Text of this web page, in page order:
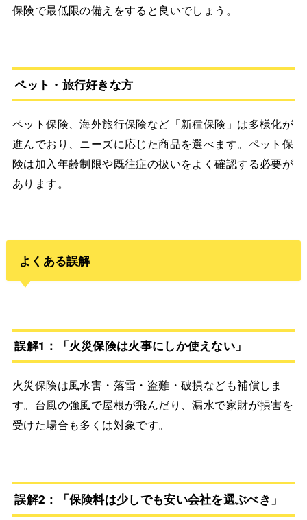
保険で最低限の備えをすると良いでしょう。
ペット・旅行好きな方
ペット保険、海外旅行保険など「新種保険」は多様化が
進んでおり、ニーズに応じた商品を選べます。ペット保
険は加入年齢制限や既往症の扱いをよく確認する必要が
あります。
よくある誤解
誤解1：「火災保険は火事にしか使えない」
火災保険は風水害・落雷・盗難・破損なども補償しま
す。台風の強風で屋根が飛んだり、漏水で家財が損害を
受けた場合も多くは対象です。
誤解2：「保険料は少しでも安い会社を選ぶべき」